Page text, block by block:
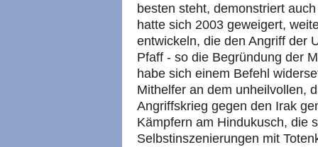
besten steht, demonstriert
hatte sich 2003 geweigert,
entwickeln, die den Angriff der
Pfaff - so die Begründung der
habe sich einem Befehl
Mithelfer an dem unheilvollen,
Angriffskrieg gegen den Irak
Kämpfern am Hindukusch, die
Selbstinszenierungen mit